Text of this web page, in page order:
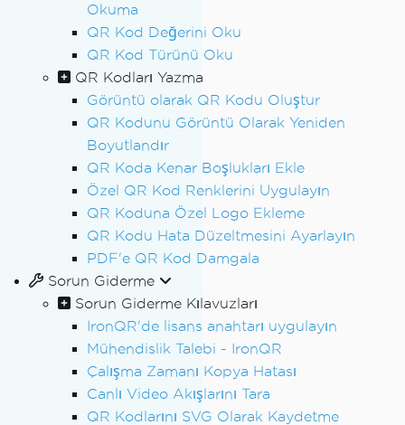
Okuma
QR Kod Değerini Oku
QR Kod Türünü Oku
QR Kodları Yazma
Görüntü olarak QR Kodu Oluştur
QR Kodunu Görüntü Olarak Yeniden
Boyutlandır
QR Koda Kenar Boşlukları Ekle
Özel QR Kod Renklerini Uygulayın
QR Koduna Özel Logo Ekleme
QR Kodu Hata Düzeltmesini Ayarlayın
PDF'e QR Kod Damgala
Sorun Giderme
Sorun Giderme Kılavuzları
IronQR'de lisans anahtarı uygulayın
Mühendislik Talebi - IronQR
Çalışma Zamanı Kopya Hatası
Canlı Video Akışlarını Tara
QR Kodlarını SVG Olarak Kaydetme